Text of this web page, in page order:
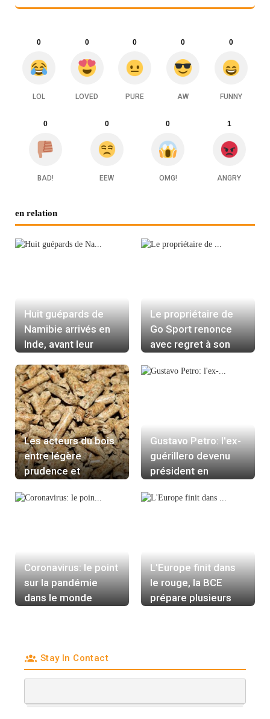
0
LOL
0
LOVED
0
PURE
0
AW
0
FUNNY
0
BAD!
0
EEW
0
OMG!
1
ANGRY
en relation
Huit guépards de
Namibie arrivés en
Inde, avant leur
la nature
Le propriétaire de
Go Sport renonce
avec regret à son
Les acteurs du bois
entre légère
prudence et
en cette fin d'année
Gustavo Petro: l'ex-
guérillero devenu
président en
Coronavirus: le point
sur la pandémie
dans le monde
L'Europe finit dans
le rouge, la BCE
prépare plusieurs
Stay In Contact